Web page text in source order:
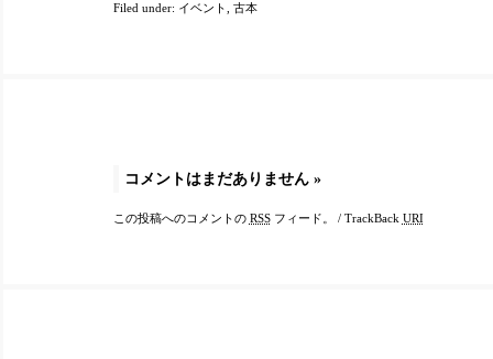
Filed under: イベント 古本
コメントはまだありません »
この投稿へのコメントの RSSフィード。 / TrackBack URI